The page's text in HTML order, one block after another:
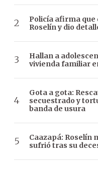
Policía afirma que
Roselín y dio
Hallan a
vivienda familiar
Gota a gota:
secuestrado y
banda de usura
Caazapá: Roselín
sufrió tras su